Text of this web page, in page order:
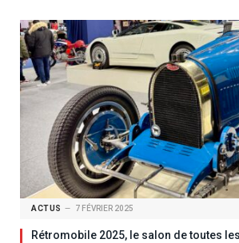
ACTUS 7 FÉVRIER 2025
Rétromobile 2025, le salon de toutes